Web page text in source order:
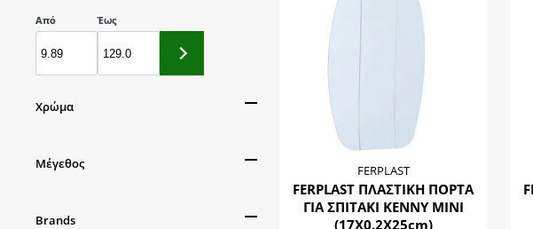
Από Έως
Χρώμα
Πράσινο
Μέγεθος
S
Brands
FERPLAST
FERPLAST ΠΛΑΣΤΙΚΗ ΠΟΡΤΑ
ΓΙΑ ΣΠΙΤΑΚΙ KENNY MINI
(17X0.2X25cm)